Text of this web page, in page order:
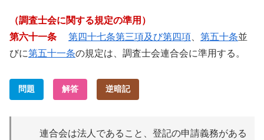
（調査士会に関する規定の準用）
第六十一条
第四十七条第三項及び第四項 第五十条並
びに第五十一条の規定は、調査士会連合会に準用する。
問題 解答 逆暗記
連合会は法人であること、登記の申請義務がある